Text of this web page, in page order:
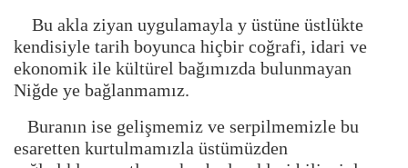
Bu akla ziyan uygulamayla y üstüne üstlükte
kendisiyle tarih boyunca hiçbir coğrafi, idari ve
ekonomik ile kültürel bağımızda bulunmayan
Niğde ye bağlanmamız.
Buranın ise gelişmemiz ve serpilmemizle bu
esaretten kurtulmamızla üstümüzden